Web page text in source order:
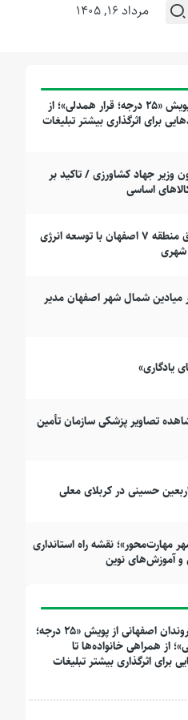
مرداد ۱۶, ۱۴۰۵
روایت شهروندان اصفهانی از پویش «۲۵ درجه؛ قرار همدلی»؛ از
برای اثرگذاری بیشتر تبلیغات
وزیر جهاد کشاورزی / تاکید بر
اساسی
کاهش ۱۵ درصدی مصرف برق منطقه ۷ اصفهان با توسعه انرژی
شهری
شمال شهر اصفهان مدیر
یادگاری»
تصاویر پزشکی سازمان تأمین
حسینی در کربلای معلی
مهارت‌محور»؛ نقشه راه استانداری
و آموزش‌های نوین
روایت شهروندان اصفهانی از پویش «۲۵ درجه؛
از همراهی خانواده‌ها تا
برای اثرگذاری بیشتر تبلیغات